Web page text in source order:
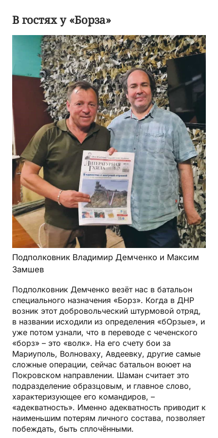
В гостях у «Борза»
Подполковник Владимир Демченко и Максим
Замшев
Подполковник Демченко везёт нас в батальон
специального назначения «Борз». Когда в ДНР
возник этот добровольческий штурмовой отряд,
в названии исходили из определения «бОрзые», и
уже потом узнали, что в переводе с чеченского
«борз» – это «волк». На его счету бои за
Мариуполь, Волноваху, Авдеевку, другие самые
сложные операции, сейчас батальон воюет на
Покровском направлении. Шаман считает это
подразделение образцовым, и главное слово,
характеризующее его командиров, –
«адекватность». Именно адекватность приводит к
наименьшим потерям личного состава, позволяет
побеждать, быть сплочёнными.